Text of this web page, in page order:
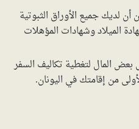
أن لديك جميع الأوراق الثبوتية
الميلاد وشهادات المؤهلات
المال لتغطية تكاليف السفر
من إقامتك في اليونان.